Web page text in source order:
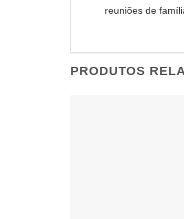
reuniões de
PRODUTOS